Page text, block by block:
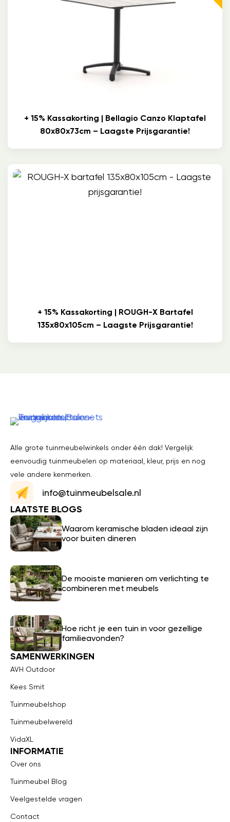
+ 15% Kassakorting | Bellagio Canzo Klaptafel
80x80x73cm – Laagste Prijsgarantie!
+ 15% Kassakorting | ROUGH-X Bartafel
135x80x105cm – Laagste Prijsgarantie!
Alle grote tuinmeubelwinkels onder één dak! Vergelijk
eenvoudig tuinmeubelen op materiaal, kleur, prijs en nog
vele andere kenmerken.
info@tuinmeubelsale.nl
LAATSTE BLOGS
Waarom keramische bladen ideaal zijn
voor buiten dineren
De mooiste manieren om verlichting te
combineren met meubels
Hoe richt je een tuin in voor gezellige
familieavonden?
SAMENWERKINGEN
AVH Outdoor
Kees Smit
Tuinmeubelshop
Tuinmeubelwereld
VidaXL
INFORMATIE
Over ons
Tuinmeubel Blog
Veelgestelde vragen
Contact